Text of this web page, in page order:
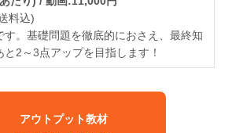
料込)
す。基礎問題を徹底的におさえ、最終知
2～3点アップを目指します！
アウトプット教材